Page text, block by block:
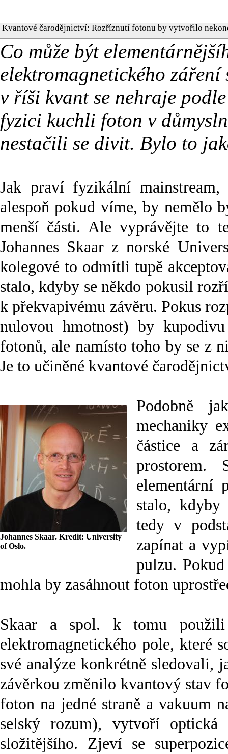
Kvantové čarodějnictví: Rozříznutí fotonu by vytvořilo
Co může být
elektromagnetického
v říši kvant se nehraje
fyzici kuchli foton v
nestačili se divit. Bylo to
Jak praví fyzikální mainstream,
alespoň pokud víme, by nemělo
menší části. Ale vyprávějte to
Johannes Skaar z norské
kolegové to odmítli tupě
stalo, kdyby se někdo pokusil
k překvapivému závěru. Pokus
nulovou hmotnost) by
fotonů, ale namísto toho by se z
Je to učiněné kvantové
Johannes Skaar. Kredit: University
of Oslo.
Podobně
mechaniky
částice a
prostorem.
elementární
stalo, kdyby
tedy v
zapínat a
pulzu.
mohla by zasáhnout foton
Skaar a spol. k tomu použili
elektromagnetického pole, které
své analýze konkrétně
závěrkou změnilo kvantový stav
foton na jedné straně a vakuum
selský rozum), vytvoří optická
složitějšího. Zjeví se